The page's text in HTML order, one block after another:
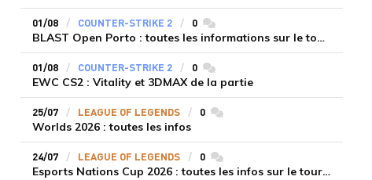
01/08 COUNTER-STRIKE 2 0commentaires
BLAST Open Porto : toutes les informations sur le tournoi
01/08 COUNTER-STRIKE 2 0commentaires
EWC CS2 : Vitality et 3DMAX de la partie
25/07 LEAGUE OF LEGENDS 0commentaires
Worlds 2026 : toutes les infos
24/07 LEAGUE OF LEGENDS 0commentaires
Esports Nations Cup 2026 : toutes les infos sur le tournoi